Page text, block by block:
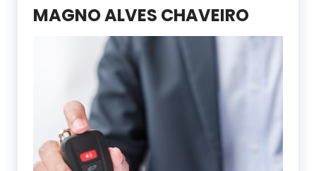
MAGNO ALVES CHAVEIRO